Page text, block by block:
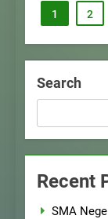
1 2
Search
Recent
SMA